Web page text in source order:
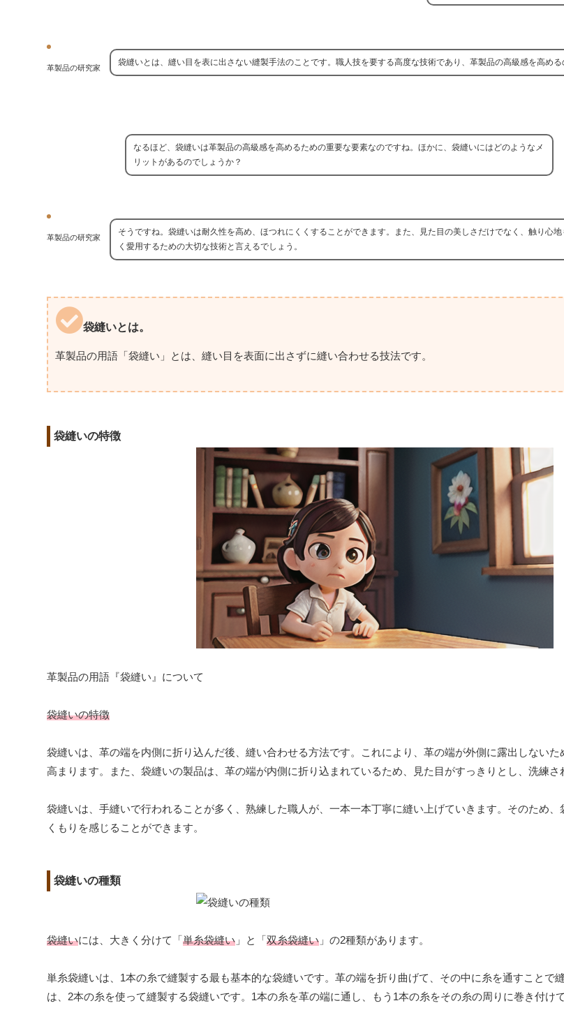
革製品の研究家
袋縫いとは、縫い目を表に出さない縫製手法のことです。職人技を要する高度な技術であり、革製品の高級感を高める
なるほど、袋縫いは革製品の高級感を高めるための重要な要素なのですね。ほかに、袋縫いにはどのようなメ
リットがあるのでしょうか？
革製品の研究家
そうですね。袋縫いは耐久性を高め、ほつれにくくすることができます。また、見た目の美しさだけでなく、触り心
く愛用するための大切な技術と言えるでしょう。
袋縫いとは。
革製品の用語「袋縫い」とは、縫い目を表面に出さずに縫い合わせる技法です。
袋縫いの特徴
革製品の用語『袋縫い』について
袋縫いの特徴
袋縫いは、革の端を内側に折り込んだ後、縫い合わせる方法です。これにより、革の端が外側に露出しない
高まります。また、袋縫いの製品は、革の端が内側に折り込まれているため、見た目がすっきりとし、洗練さ
袋縫いは、手縫いで行われることが多く、熟練した職人が、一本一本丁寧に縫い上げていきます。そのため
くもりを感じることができます。
袋縫いの種類
袋縫いには、大きく分けて「単糸袋縫い 」と「双糸袋縫い 」の2種類があります。
単糸袋縫いは、1本の糸で縫製する最も基本的な袋縫いです。革の端を折り曲げて、その中に糸を通すことで
は、2本の糸を使って縫製する袋縫いです。1本の糸を革の端に通し、もう1本の糸をその糸の周りに巻き付け